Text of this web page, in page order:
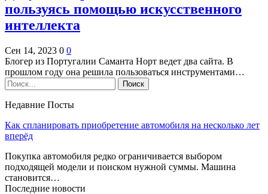
пользуясь помощью искусственного
интеллекта
Сен 14, 2023 0 0
Блогер из Португалии Саманта Норт ведет два сайта. В
прошлом году она решила пользоваться инструментами…
Недавние Посты
Как спланировать приобретение автомобиля на несколько лет
вперёд
Покупка автомобиля редко ограничивается выбором
подходящей модели и поиском нужной суммы. Машина
становится…
Последние новости